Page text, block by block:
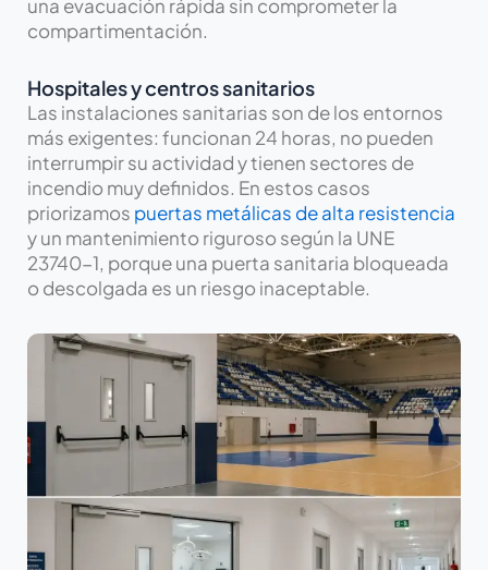
una evacuación rápida sin comprometer la
compartimentación.
Hospitales y centros sanitarios
Las instalaciones sanitarias son de los entornos
más exigentes: funcionan 24 horas, no pueden
interrumpir su actividad y tienen sectores de
incendio muy definidos. En estos casos
priorizamos puertas metálicas de alta resistencia
y un mantenimiento riguroso según la UNE
23740-1, porque una puerta sanitaria bloqueada
o descolgada es un riesgo inaceptable.